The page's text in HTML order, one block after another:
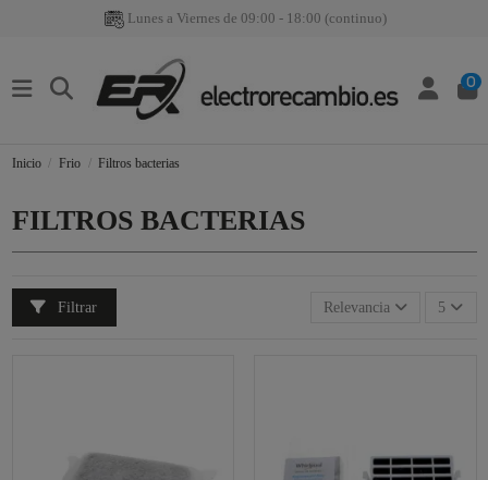
Lunes a Viernes de 09:00 - 18:00 (continuo)
0
Inicio Frio Filtros bacterias
FILTROS BACTERIAS
Filtrar Relevancia 5